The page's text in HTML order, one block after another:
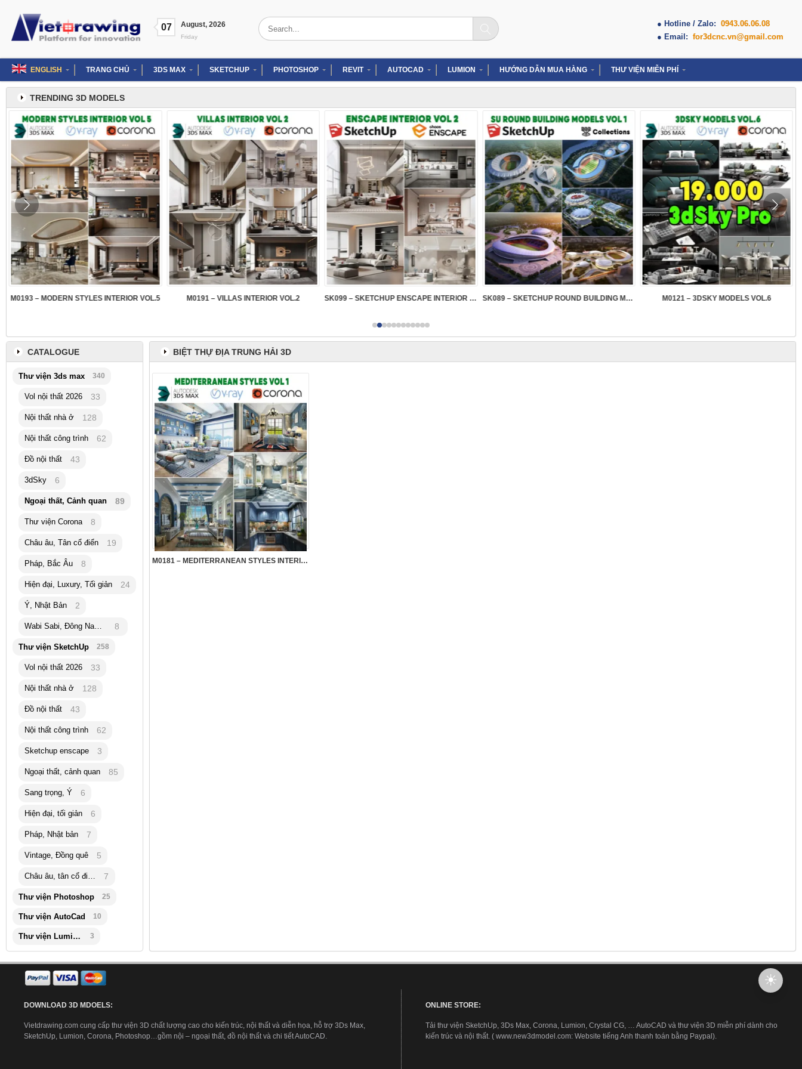
content
07 August, 2026
Friday
Search
for:
● Hotline / Zalo: 0943.06.06.08
● Email: for3dcnc.vn@gmail.com
ENGLISH TRANG CHỦ 3DS MAX SKETCHUP PHOTOSHOP REVIT AUTOCAD LUMION HƯỚNG DẪN MUA HÀNG THƯ VIỆN MIỄN PHÍ
TRENDING 3D MODELS
M0193 – MODERN STYLES INTERIOR VOL.5 M0191 – VILLAS INTERIOR VOL.2 SK099 – SKETCHUP ENSCAPE INTERIOR VOL.2 SK089 – SKETCHUP ROUND BUILDING MODELS M0121 – 3DSKY MODELS VOL.6
BIỆT THỰ ĐỊA TRUNG HẢI 3D
M0181 – MEDITERRANEAN STYLES INTERIOR VOL.1
CATALOGUE
Thư viện 3ds max 340
Vol nội thất 2026 33
Nội thất nhà ở 128
Nội thất công trình 62
Đồ nội thất 43
3dSky 6
Ngoại thất, Cảnh quan 89
Thư viện Corona 8
Châu âu, Tân cổ điển 19
Pháp, Bắc Âu 8
Hiện đại, Luxury, Tối giản 24
Ý, Nhật Bản 2
Wabi Sabi, Đông Nam Á 8
Thư viện SketchUp 258
Vol nội thất 2026 33
Nội thất nhà ở 128
Đồ nội thất 43
Nội thất công trình 62
Sketchup enscape 3
Ngoại thất, cảnh quan 85
Sang trọng, Ý 6
Hiện đại, tối giản 6
Pháp, Nhật bản 7
Vintage, Đồng quê 5
Châu âu, tân cổ điển 7
Thư viện Photoshop 25
Thư viện AutoCad 10
Thư viện Lumion 3
DOWNLOAD 3D MDOELS:
Vietdrawing.com cung cấp thư viện 3D chất lượng cao cho kiến trúc, nội thất và diễn họa, hỗ trợ 3Ds Max,
SketchUp, Lumion, Corona, Photoshop…gồm nội – ngoại thất, đồ nội thất và chi tiết AutoCAD.
ONLINE STORE:
Tải thư viện SketchUp, 3Ds Max, Corona, Lumion, Crystal CG, … AutoCAD và thư viện 3D miễn phí dành cho
kiến trúc và nội thất. ( www.new3dmodel.com: Website tiếng Anh thanh toán bằng Paypal).